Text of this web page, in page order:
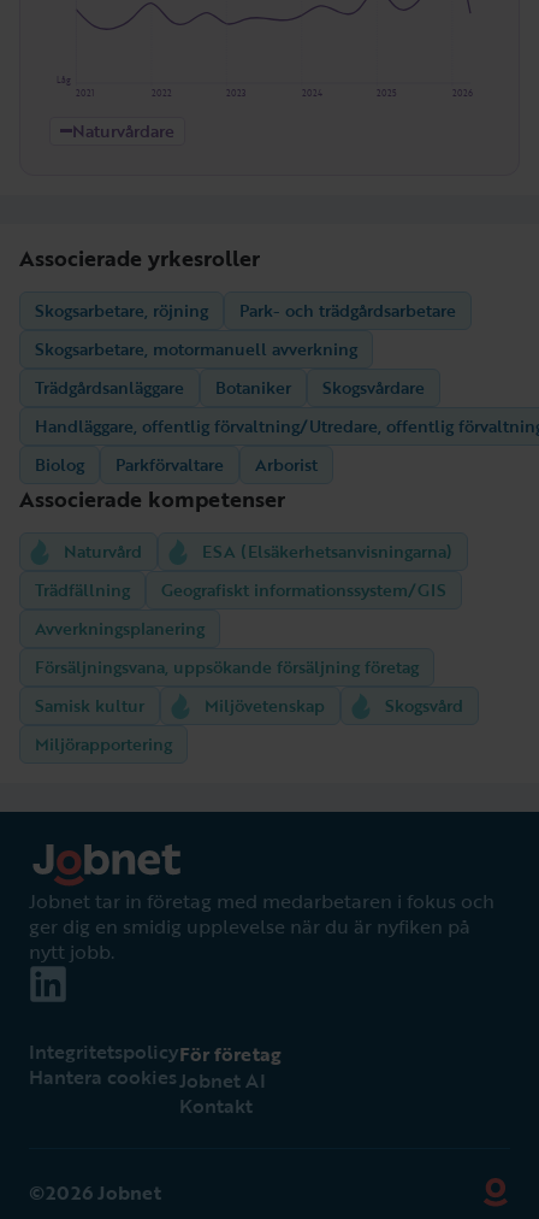
Låg
2026
2025
2024
2023
2022
2021
Naturvårdare
Associerade yrkesroller
Skogsarbetare, röjning
Park- och trädgårdsarbetare
Skogsarbetare, motormanuell avverkning
Trädgårdsanläggare
Botaniker
Skogsvårdare
Handläggare, offentlig förvaltning/Utredare, offentlig
Biolog
Parkförvaltare Arborist
Associerade kompetenser
Naturvård
ESA (Elsäkerhetsanvisningarna)
Trädfällning
Geografiskt informationssystem/GIS
Avverkningsplanering
Försäljningsvana, uppsökande försäljning företag
Samisk kultur
Miljövetenskap
Skogsvård
Miljörapportering
Jobnet tar in företag med medarbetaren i fokus och
ger dig en smidig upplevelse när du är nyfiken på
nytt jobb.
Integritetspolicy
Hantera cookies
För företag
Jobnet AI
Kontakt
©2026 Jobnet